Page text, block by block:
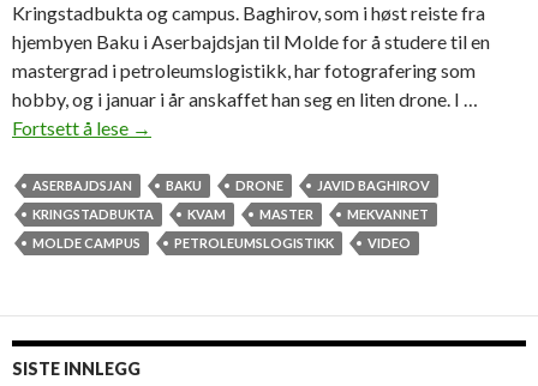
Kringstadbukta og campus. Baghirov, som i høst reiste fra
hjembyen Baku i Aserbajdsjan til Molde for å studere til en
mastergrad i petroleumslogistikk, har fotografering som
hobby, og i januar i år anskaffet han seg en liten drone. I …
Fortsett å lese S
e
f
t
→
ASERBAJDSJAN BAKU DRONE
JAVID BAGHIROV
KRINGSTADBUKTA
KVAM MASTER
MEKVANNET
MOLDE CAMPUS
PETROLEUMSLOGISTIKK VIDEO
SISTE INNLEGG